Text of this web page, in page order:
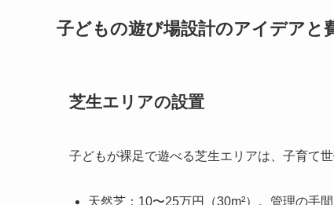
子どもの遊び場設計のアイデアと
芝生エリアの設置
子どもが裸足で遊べる芝生エリアは、子育て
天然芝：10〜25万円（30m²）。管理の手